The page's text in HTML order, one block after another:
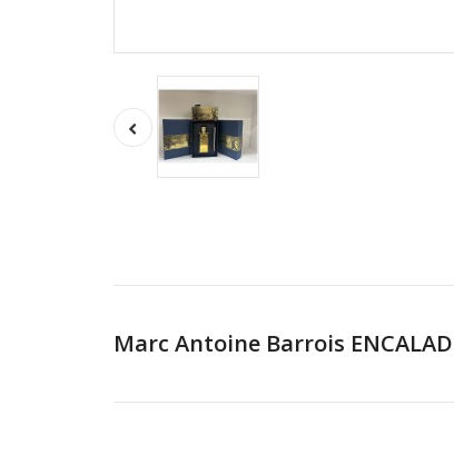
Marc Antoine Barrois